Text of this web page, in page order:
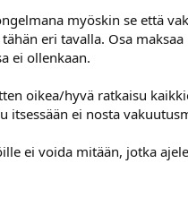
myöskin se että
eri tavalla. Osa
ei ollenkaan.
oikea/hyvä ratkaisu
itsessään ei nosta
ei voida mitään, jotka